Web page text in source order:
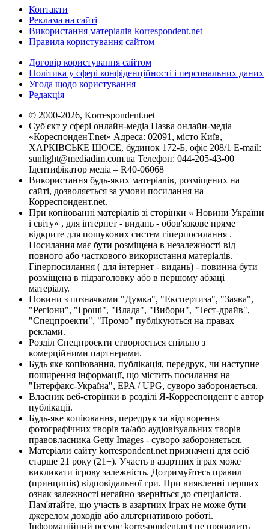
Контакти
Реклама на сайті
Використання матеріалів korrespondent.net
Правила користування сайтом
Договір користування сайтом
Політика у сфері конфіденційності і персональних даних
Угода щодо користування
Редакція
© 2000-2026, Korrespondent.net
Суб'єкт у сфері онлайн-медіа Назва онлайн-медіа –
«КореспонденТ.net» Адреса: 02091, місто Київ,
ХАРКІВСЬКЕ ШОСЕ, будинок 172-Б, офіс 208/1 E-mail:
sunlight@mediadim.com.ua Телефон: 044-205-43-00
Ідентифікатор медіа – R40-06068
Використання будь-яких матеріалів, розміщених на
сайті, дозволяється за умови посилання на
Корреспондент.net.
При копіюванні матеріалів зі сторінки « Новини України
і світу» , для інтернет - видань - обов'язкове пряме
відкрите для пошукових систем гіперпосилання .
Посилання має бути розміщена в незалежності від
повного або часткового використання матеріалів.
Гіперпосилання ( для інтернет - видань) - повинна бути
розміщена в підзаголовку або в першому абзаці
матеріалу.
Новини з позначками "Думка", "Експертиза", "Заява",
"Регіони", "Гроші", "Влада", "Вибори", "Тест-драйв",
"Спецпроекти", "Промо" публікуються на правах
реклами.
Розділ Спецпроекти створюється спільно з
комерційними партнерами.
Будь яке копіювання, публікація, передрук, чи наступне
поширення інформації, що містить посилання на
"Інтерфакс-Україна", EPA / UPG, суворо забороняється.
Власник веб-сторінки в розділі Я-Корреспондент є автор
публікації.
Будь-яке копіювання, передрук та відтворення
фотографічних творів та/або аудіовізуальних творів
правовласника Getty Images - суворо забороняється.
Матеріали сайту korrespondent.net призначені для осіб
старше 21 року (21+). Участь в азартних іграх може
викликати ігрову залежність. Дотримуйтесь правил
(принципів) відповідальної гри. При виявленні перших
ознак залежності негайно зверніться до спеціаліста.
Пам'ятайте, що участь в азартних іграх не може бути
джерелом доходів або альтернативою роботі.
Інформаційний ресурс korrespondent.net не проводить